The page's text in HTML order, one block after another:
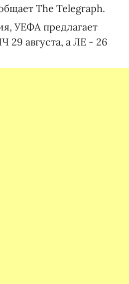
The Telegraph.
УЕФА предлагает
29 августа, а ЛЕ - 26